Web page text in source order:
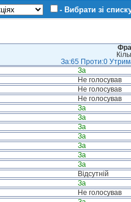
- Вибрати зі
За:65 Проти:0
За
Не голосував
Не голосував
Не голосував
За
За
За
За
За
За
За
Відсутній
За
Не голосував